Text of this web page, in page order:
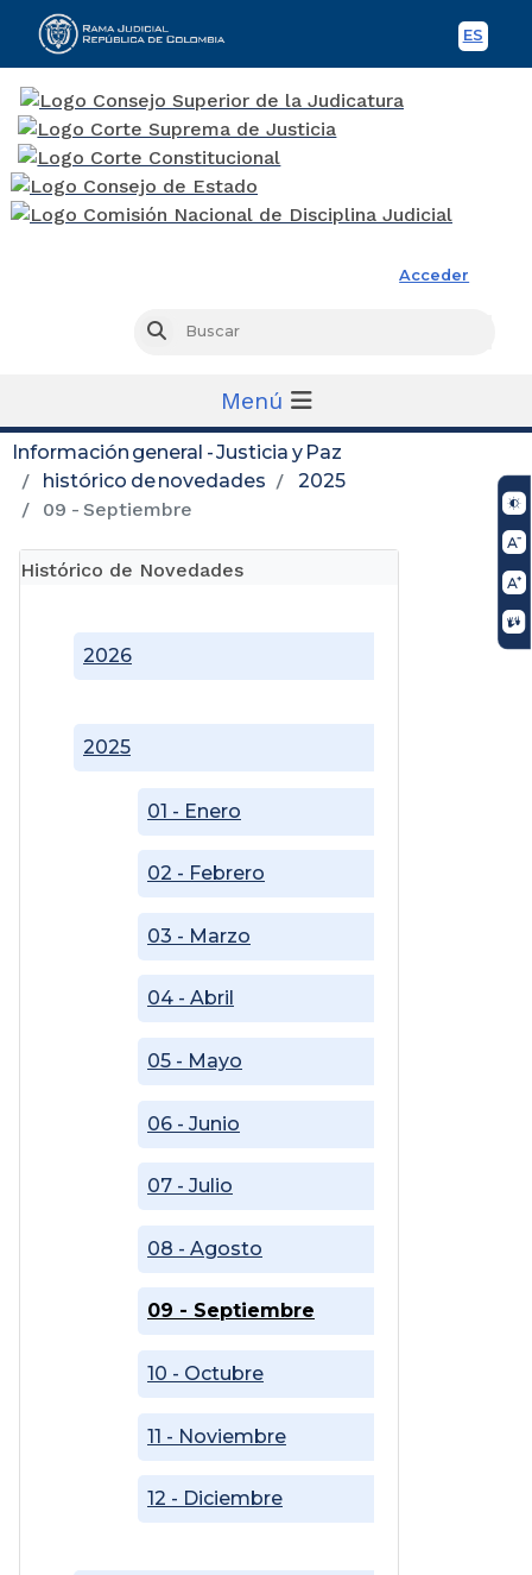
ES
Acceder
Buscar
Menú
Información general - Justicia y Paz
histórico de novedades
2025
09 - Septiembre
Histórico de Novedades
2025
01 - Enero
02 - Febrero
03 - Marzo
04 - Abril
05 - Mayo
06 - Junio
07 - Julio
08 - Agosto
09 - Septiembre
10 - Octubre
11 - Noviembre
12 - Diciembre
2026